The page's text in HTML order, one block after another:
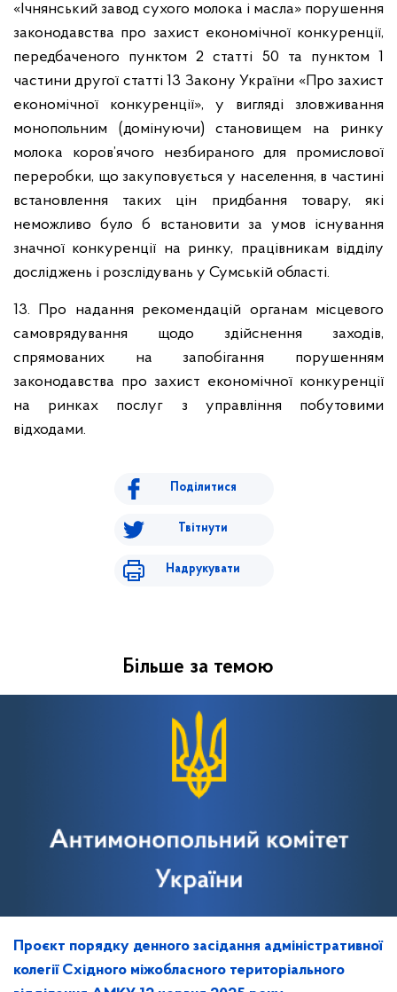
«Ічнянський завод сухого молока і масла» порушення
законодавства про захист економічної конкуренції,
передбаченого пунктом 2 статті 50 та пунктом 1
частини другої статті 13 Закону України «Про захист
економічної конкуренції», у вигляді зловживання
монопольним (домінуючи) становищем на ринку
молока коров’ячого незбираного для промислової
переробки, що закуповується у населення, в частині
встановлення таких цін придбання товару, які
неможливо було б встановити за умов існування
значної конкуренції на ринку, працівникам відділу
досліджень і розслідувань у Сумській області.
13. Про надання рекомендацій органам місцевого
самоврядування щодо здійснення заходів,
спрямованих на запобігання порушенням
законодавства про захист економічної конкуренції
на ринках послуг з управління побутовими
відходами.
Поділитися
Твітнути
Надрукувати
Більше за темою
Проєкт порядку денного засідання адміністративної
колегії Східного міжобласного територіального